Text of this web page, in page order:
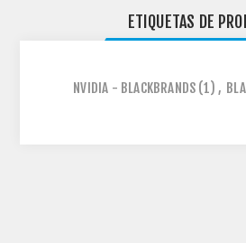
ETIQUETAS DE
NVIDIA - BLACKBRANDS (1) ,